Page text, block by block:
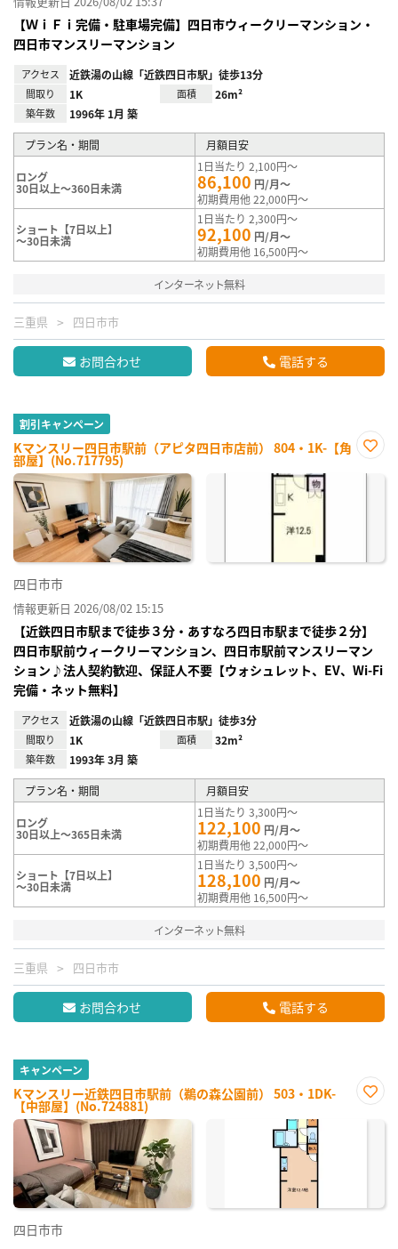
【ＷｉＦｉ完備・駐車場完備】四日市ウィークリーマンション・
四日市マンスリーマンション
アクセス 近鉄湯の山線「近鉄四日市駅」徒歩13分
間取り 1K 面積 26m²
築年数 1996年 1月 築
プラン名・期間 月額目安
ロング
30日以上～360日未満
1日当たり 2,100円～
86,100 円/月～
初期費用他 22,000円～
ショート【7日以上】
～30日未満
1日当たり 2,300円～
92,100 円/月～
初期費用他 16,500円～
インターネット無料
三重県 四日市市
お問合わせ 電話する
割引キャンペーン
Kマンスリー四日市駅前（アピタ四日市店前） 804・1K-【角
部屋】(No.717795)
に入
四日市市
情報更新日 2026/08/02 15:15
【近鉄四日市駅まで徒歩３分・あすなろ四日市駅まで徒歩２分】
四日市駅前ウィークリーマンション、四日市駅前マンスリーマン
ション♪法人契約歓迎、保証人不要【ウォシュレット、EV、Wi-Fi
完備・ネット無料】
アクセス 近鉄湯の山線「近鉄四日市駅」徒歩3分
間取り 1K 面積 32m²
築年数 1993年 3月 築
プラン名・期間 月額目安
ロング
30日以上～365日未満
1日当たり 3,300円～
122,100 円/月～
初期費用他 22,000円～
ショート【7日以上】
～30日未満
1日当たり 3,500円～
128,100 円/月～
初期費用他 16,500円～
インターネット無料
三重県 四日市市
お問合わせ 電話する
キャンペーン
Kマンスリー近鉄四日市駅前（鵜の森公園前） 503・1DK-
【中部屋】(No.724881)
に入
四日市市